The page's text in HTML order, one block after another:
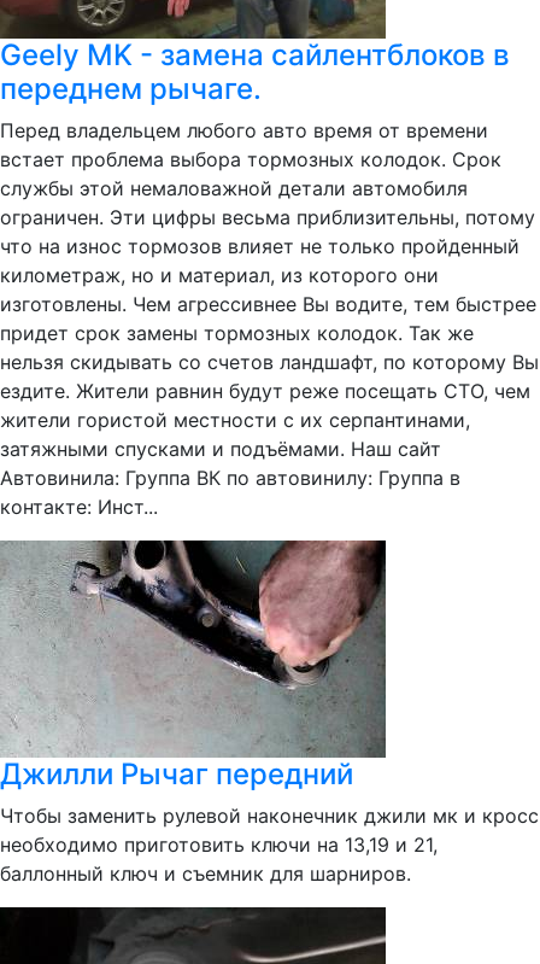
Geely MK - замена сайлентблоков в
переднем рычаге.
Перед владельцем любого авто время от времени
встает проблема выбора тормозных колодок. Срок
службы этой немаловажной детали автомобиля
ограничен. Эти цифры весьма приблизительны, потому
что на износ тормозов влияет не только пройденный
километраж, но и материал, из которого они
изготовлены. Чем агрессивнее Вы водите, тем быстрее
придет срок замены тормозных колодок. Так же
нельзя скидывать со счетов ландшафт, по которому Вы
ездите. Жители равнин будут реже посещать СТО, чем
жители гористой местности с их серпантинами,
затяжными спусками и подъёмами. Наш сайт
Автовинила: Группа ВК по автовинилу: Группа в
контакте: Инст...
Джилли Рычаг передний
Чтобы заменить рулевой наконечник джили мк и кросс
необходимо приготовить ключи на 13,19 и 21,
баллонный ключ и съемник для шарниров.